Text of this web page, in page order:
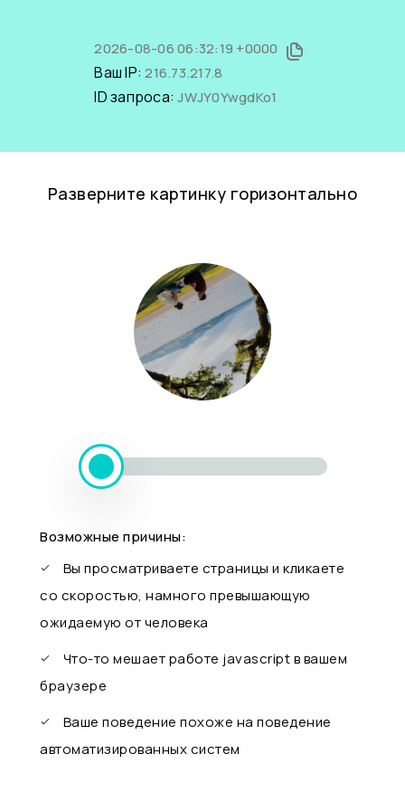
2026-08-06 06:32:19 +0000
Ваш IP:216.73.217.8
ID запроса:JWJY0YwgdKo1
Разверните картинку горизонтально
Возможные причины:
Вы просматриваете страницы и кликаете
со скоростью, намного превышающую
ожидаемую от человека
Что-то мешает работе javascript в вашем
браузере
Ваше поведение похоже на поведение
автоматизированных систем